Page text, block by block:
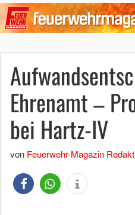
Ehrenamt –
bei Hartz-IV
von Feuerwehr-Magazin